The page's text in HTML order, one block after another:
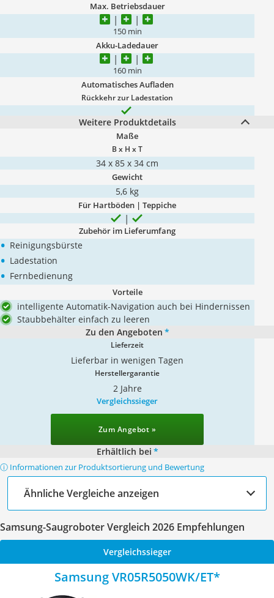
Max. Betriebsdauer
150 min
Akku-Ladedauer
160 min
Automatisches Aufladen
Rückkehr zur Ladestation
Weitere Produktdetails
Maße
B x H x T
34 x 85 x 34 cm
Gewicht
5,6 kg
Für Hartböden | Teppiche
Zubehör im Lieferumfang
• Reinigungsbürste
• Ladestation
• Fernbedienung
Vorteile
intelligente Automatik-Navigation auch bei Hindernissen
Staubbehälter einfach zu leeren
Zu den Angeboten *
Lieferzeit
Lieferbar in wenigen Tagen
Herstellergarantie
2 Jahre
Vergleichssieger
Zum Angebot »
Erhältlich bei *
ⓘ Informationen zur Produktsortierung und Bewertung
Ähnliche Vergleiche anzeigen
Samsung-Saugroboter Vergleich 2026 Empfehlungen
Vergleichssieger
Samsung VR05R5050WK/ET